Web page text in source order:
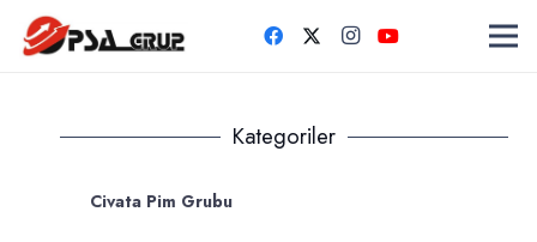
Kategoriler
Civata Pim Grubu